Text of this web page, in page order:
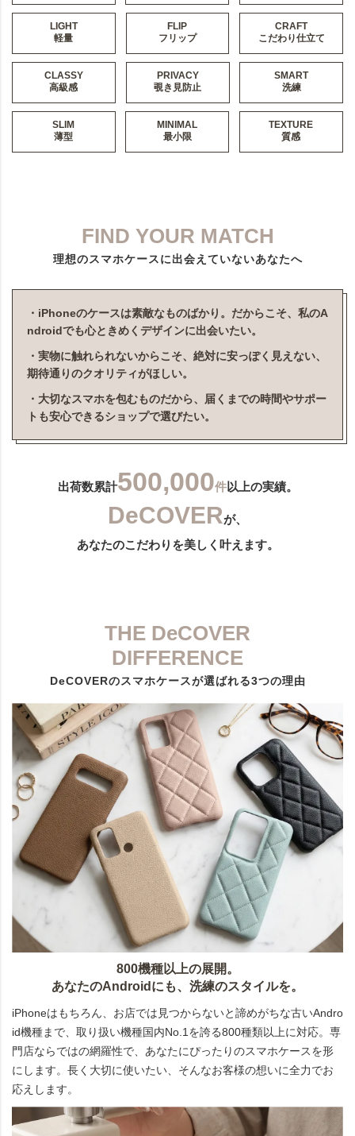
LIGHT
軽量
FLIP
フリップ
CRAFT
こだわり仕立て
CLASSY
高級感
PRIVACY
覗き見防止
SMART
洗練
SLIM
薄型
MINIMAL
最小限
TEXTURE
質感
FIND YOUR MATCH
理想のスマホケースに出会えていないあなたへ
・iPhoneのケースは素敵なものばかり。だからこそ、私のA
ndroidでも心ときめくデザインに出会いたい。
・実物に触れられないからこそ、絶対に安っぽく見えない、
期待通りのクオリティがほしい。
・大切なスマホを包むものだから、届くまでの時間やサポー
トも安心できるショップで選びたい。
出荷数累計500,000件以上の実績。
DeCOVERが、
あなたのこだわりを美しく叶えます。
THE DeCOVER
DIFFERENCE
DeCOVERのスマホケースが選ばれる3つの理由
800機種以上の展開。
あなたのAndroidにも、洗練のスタイルを。
iPhoneはもちろん、お店では見つからないと諦めがちな古いAndro
id機種まで、取り扱い機種国内No.1を誇る800種類以上に対応。専
門店ならではの網羅性で、あなたにぴったりのスマホケースを形
にします。長く大切に使いたい、そんなお客様の想いに全力でお
応えします。